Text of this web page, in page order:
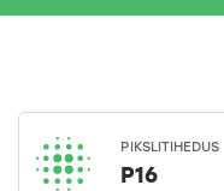
PIKSLITIHEDUS
P16